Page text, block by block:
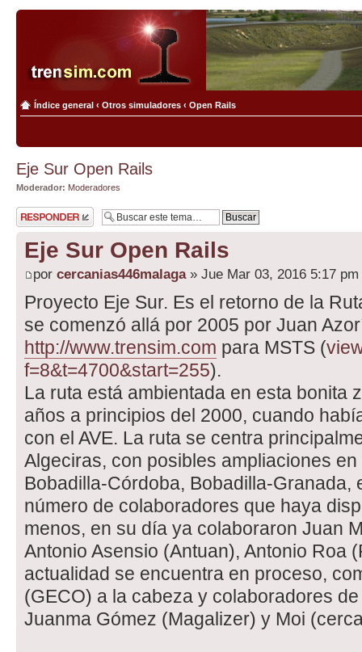
Índice general ‹ Otros simuladores ‹ Open Rails
Eje Sur Open Rails
Moderador: Moderadores
Publicar una
respuesta
Eje Sur Open Rails
por cercanias446malaga» Jue Mar 03, 2016 5:17 pm
Proyecto Eje Sur. Es el retorno de la
se comenzó allá por 2005 por Juan
http://www.trensim.com para MSTS (
f=8&t=4700&start=255).
La ruta está ambientada en esta bonita
años a principios del 2000, cuando
con el AVE. La ruta se centra
Algeciras, con posibles ampliaciones
Bobadilla-Córdoba, Bobadilla-Granada,
número de colaboradores que haya
menos, en su día ya colaboraron Juan
Antonio Asensio (Antuan), Antonio Roa
actualidad se encuentra en proceso,
(GECO) a la cabeza y colaboradores
Juanma Gómez (Magalizer) y Moi